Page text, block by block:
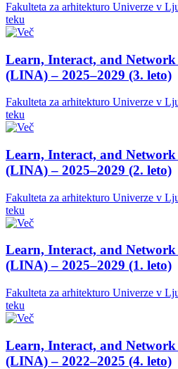
Fakulteta za arhitekturo Univerze v
teku
Learn, Interact, and
(LINA) – 2025–2029 (3. leto)
Fakulteta za arhitekturo Univerze v
teku
Learn, Interact, and
(LINA) – 2025–2029 (2. leto)
Fakulteta za arhitekturo Univerze v
teku
Learn, Interact, and
(LINA) – 2025–2029 (1. leto)
Fakulteta za arhitekturo Univerze v
teku
Learn, Interact, and
(LINA) – 2022–2025 (4. leto)